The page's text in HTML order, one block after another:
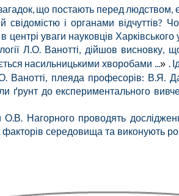
що постають перед людством,
свідомістю і органами
уваги науковців Харківського
Л.О. Ванотті, дійшов висновку,
насильницькими хворобами ...» .
Ванотті, плеяда професорів: В.Я.
ґрунт до експериментального
Нагорного проводять
середовища та виконують